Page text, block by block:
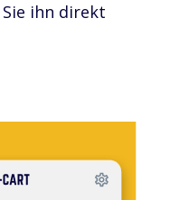
ihn direkt